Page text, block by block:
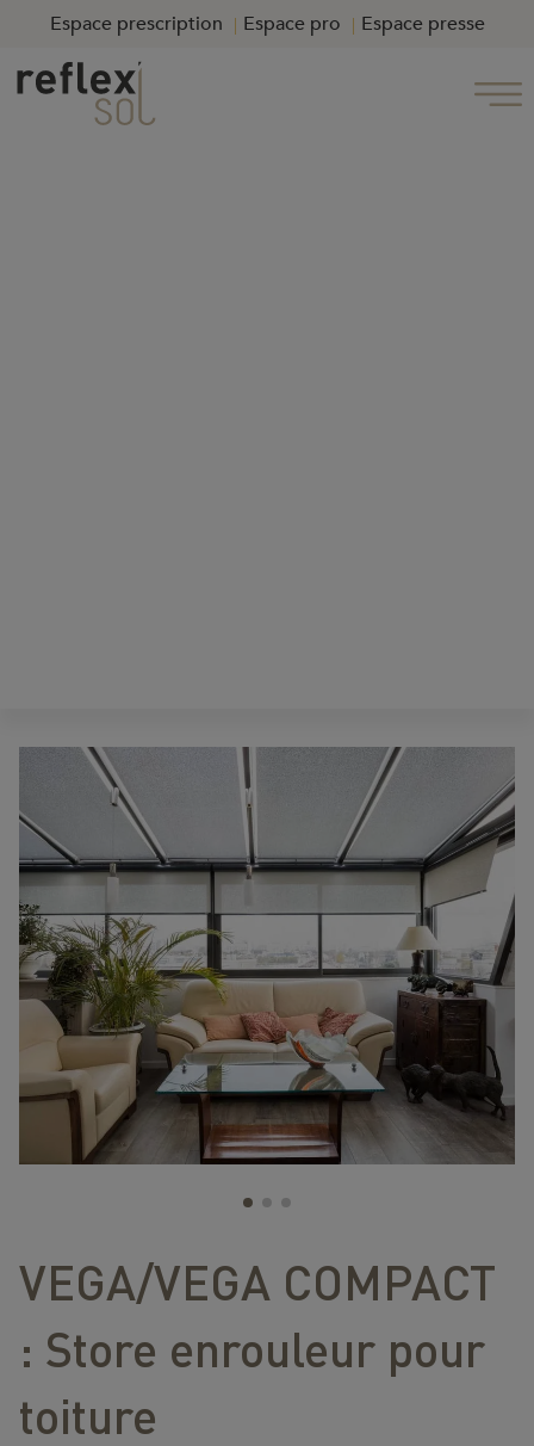
Espace prescription Espace pro Espace presse
VEGA/VEGA COMPACT
: Store enrouleur pour
toiture